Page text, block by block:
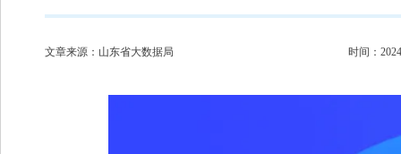
文章来源：山东省大数据局 时间：